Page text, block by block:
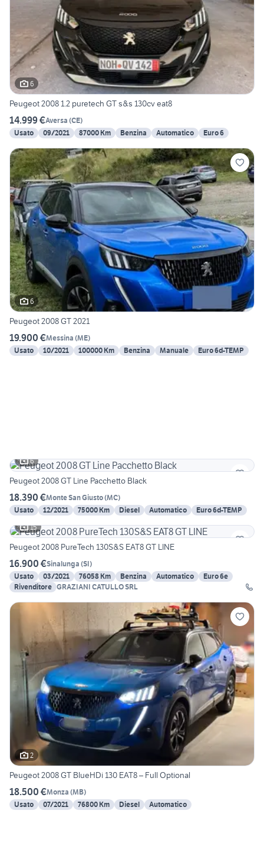
6
Peugeot 2008 1.2 puretech GT s&s 130cv eat8
14.999 €Aversa (CE)
Usato
09/2021 87000 Km Benzina Automatico Euro 6
6
Peugeot 2008 GT 2021
19.900 €Messina (ME)
Usato
10/2021 100000 Km Benzina Manuale Euro 6d-TEMP
6
Peugeot 2008 GT Line Pacchetto Black
18.390 €Monte San Giusto(MC)
Usato
12/2021 75000 Km Diesel Automatico
Euro 6d-TEMP
15
Peugeot 2008 PureTech 130S&S EAT8 GT LINE
16.900 €Sinalunga (SI)
Usato
03/2021 76058 Km Benzina Automatico
Euro 6e
Rivenditore GRAZIANI CATULLO SRL
2
Peugeot 2008 GT BlueHDi 130 EAT8 – Full Optional
18.500 €Monza (MB)
Usato
07/2021 76800 Km Diesel Automatico